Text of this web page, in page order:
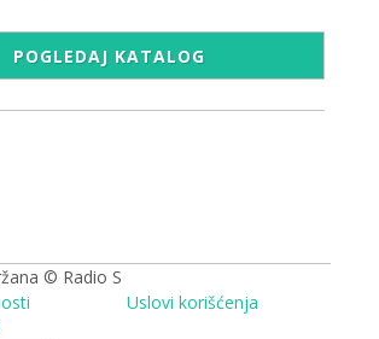
POGLEDAJ KATALOG
© Radio S
Uslovi korišćenja